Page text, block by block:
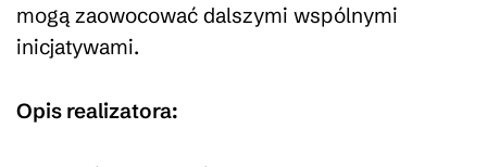
mogą zaowocować dalszymi wspólnymi
inicjatywami.
Opis realizatora: